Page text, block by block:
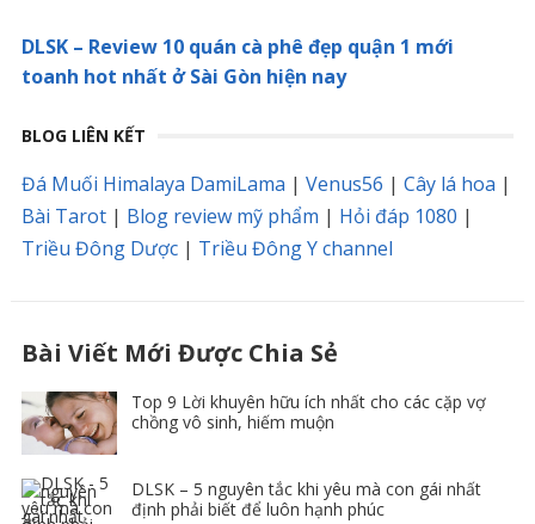
DLSK – Review 10 quán cà phê đẹp quận 1 mới
toanh hot nhất ở Sài Gòn hiện nay
BLOG LIÊN KẾT
Đá Muối Himalaya DamiLama | Venus56 | Cây lá hoa |
Bài Tarot| Blog review mỹ phẩm | Hỏi đáp 1080 |
Triều Đông Dược| Triều Đông Y channel
Bài Viết Mới Được Chia Sẻ
Top 9 Lời khuyên hữu ích nhất cho các cặp vợ
chồng vô sinh, hiếm muộn
DLSK – 5 nguyên tắc khi yêu mà con gái nhất
định phải biết để luôn hạnh phúc